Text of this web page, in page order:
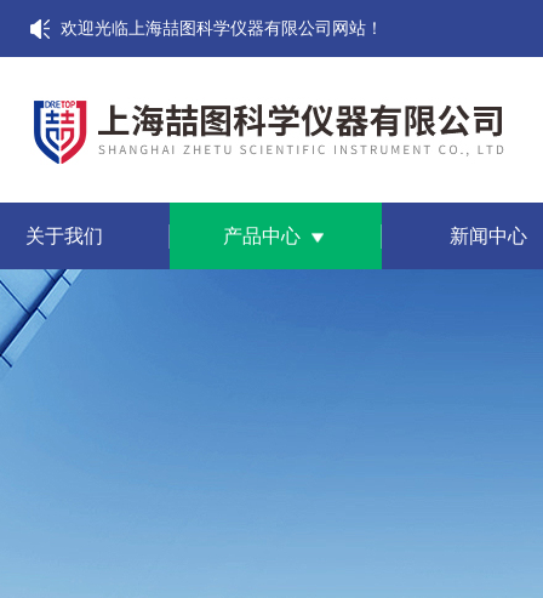
欢迎光临上海喆图科学仪器有限公司网站！
关于我们 产品中心 新闻中心